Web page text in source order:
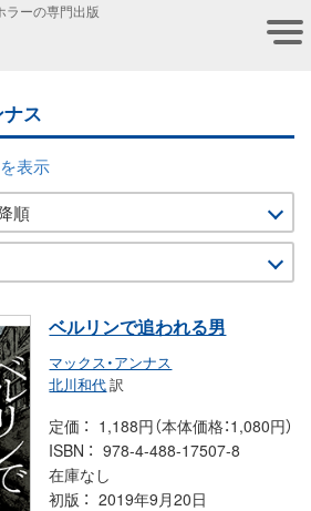
ラーの専門出版
ナス
表示
ベルリンで追われる男
マックス・アンナス
北川和代訳
定価
1,188円（本体価格：1,080円）
ISBN
978-4-488-17507-8
在庫なし
初版
2019年9月20日